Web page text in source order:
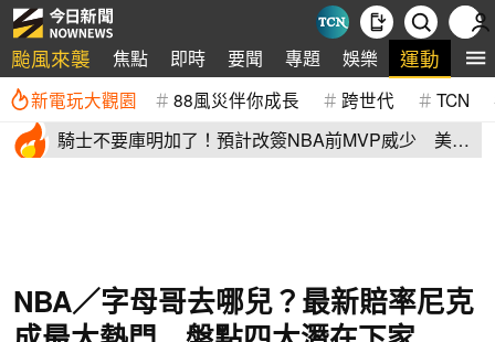
颱風來襲 焦點 即時 要聞 專題 娛樂 運動 全
新電玩大觀園 88風災伴你成長 跨世代 TCN
騎士不要庫明加了！預計改簽NBA前MVP威少 美
NBA／字母哥去哪兒？最新賠率尼克